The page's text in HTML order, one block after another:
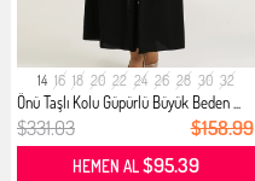
14 16 18 20 22 24 26 28 30 32
Önü Taşlı Kolu Güpürlü Büyük Beden ...
$331.03 $158.99
HEMEN AL$95.39